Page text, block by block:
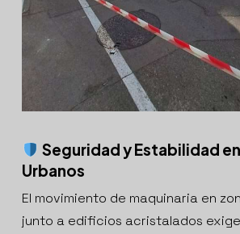
Seguridad y Estabilidad
Urbanos
El movimiento de maquinaria en
junto a edificios acristalados